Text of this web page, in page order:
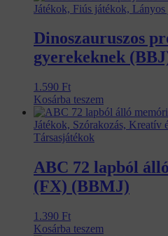
Játékok, Fiús játékok, Lányos
Dinoszauruszos
gyerekeknek
1.590 Ft
Kosárba teszem
Játékok, Szórakozás, Kreatív
Társasjátékok
ABC 72 lapból
(FX) (BBMJ)
1.390 Ft
Kosárba teszem